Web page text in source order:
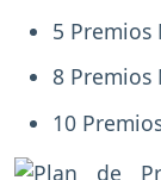
5
8
10